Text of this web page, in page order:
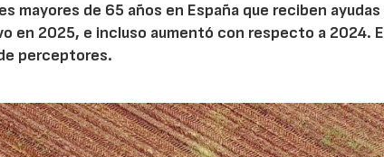
mayores de 65 años en España que reciben
en 2025, e incluso aumentó con respecto a 2024.
perceptores.